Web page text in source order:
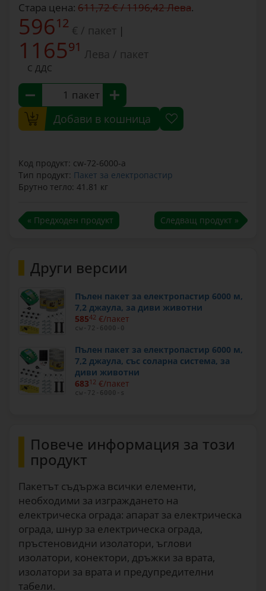
Стара цена: 611,72 € / 1196,42 Лева.
59612 € / пакет |
116591 Лева / пакет
С ДДС
пакет
Добави в кошница
Код продукт: cw-72-6000-a
Тип продукт: Пакет за електропастир
Брутно тегло: 41.81 кг
« Предходен продукт Следващ продукт »
Други версии
Пълен пакет за електропастир 6000 м,
7,2 джаула, за диви животни
58542 €/пакет
cw-72-6000-0
Пълен пакет за електропастир 6000 м,
7,2 джаула, със соларна система, за
диви животни
68312 €/пакет
cw-72-6000-s
Повече информация за този
продукт
Пакетът съдържа всички елементи,
необходими за изграждането на
електрическа ограда: апарат за електрическа
ограда, шнур за електрическа ограда,
пръстеновидни изолатори, ъглови
изолатори, конектори, дръжки за врата,
изолатори за врата и предупредителни
табели.